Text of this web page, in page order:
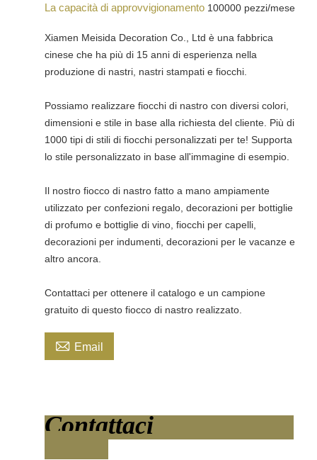
La capacità di approvvigionamento 100000 pezzi/mese
Xiamen Meisida Decoration Co., Ltd è una fabbrica
cinese che ha più di 15 anni di esperienza nella
produzione di nastri, nastri stampati e fiocchi.
Possiamo realizzare fiocchi di nastro con diversi colori,
dimensioni e stile in base alla richiesta del cliente. Più di
1000 tipi di stili di fiocchi personalizzati per te! Supporta
lo stile personalizzato in base all'immagine di esempio.
Il nostro fiocco di nastro fatto a mano ampiamente
utilizzato per confezioni regalo, decorazioni per bottiglie
di profumo e bottiglie di vino, fiocchi per capelli,
decorazioni per indumenti, decorazioni per le vacanze e
altro ancora.
Contattaci per ottenere il catalogo e un campione
gratuito di questo fiocco di nastro realizzato.
 Email
Contattaci